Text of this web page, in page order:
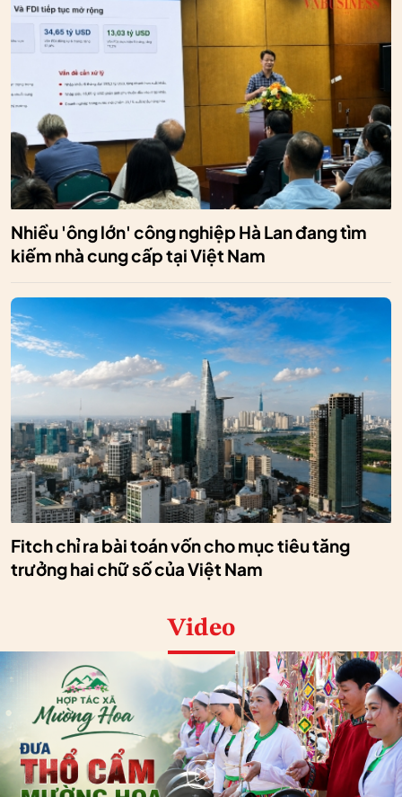
Nhiều 'ông lớn' công nghiệp Hà Lan đang tìm
kiếm nhà cung cấp tại Việt Nam
Fitch chỉ ra bài toán vốn cho mục tiêu tăng
trưởng hai chữ số của Việt Nam
Video